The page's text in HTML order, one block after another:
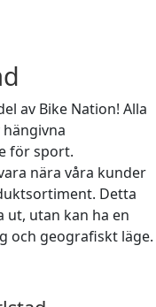
av Bike Nation! Alla
för sport.
nära våra kunder
Detta
ut, utan kan ha en
och geografiskt läge.